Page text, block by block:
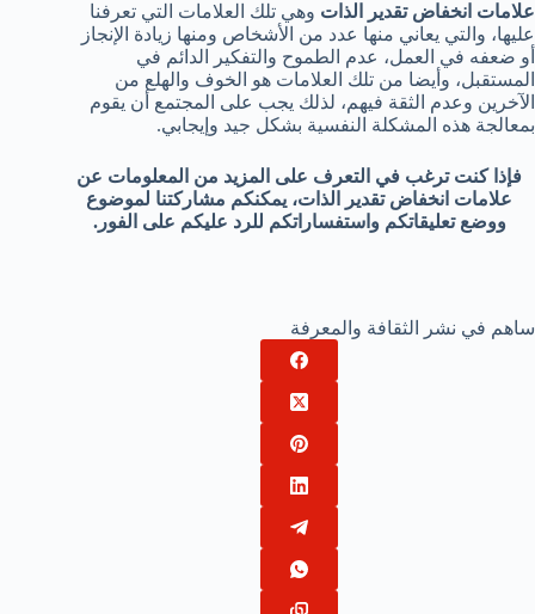
علامات انخفاض تقدير الذات وهي تلك العلامات التي تعرفنا
عليها، والتي يعاني منها عدد من الأشخاص ومنها زيادة الإنجاز
أو ضعفه في العمل، عدم الطموح والتفكير الدائم في
المستقبل، وأيضا من تلك العلامات هو الخوف والهلع من
الآخرين وعدم الثقة فيهم، لذلك يجب على المجتمع أن يقوم
بمعالجة هذه المشكلة النفسية بشكل جيد وإيجابي.
فإذا كنت ترغب في التعرف على المزيد من المعلومات عن
علامات انخفاض تقدير الذات، يمكنكم مشاركتنا لموضوع
ووضع تعليقاتكم واستفساراتكم للرد عليكم على الفور.
ساهم في نشر الثقافة والمعرفة